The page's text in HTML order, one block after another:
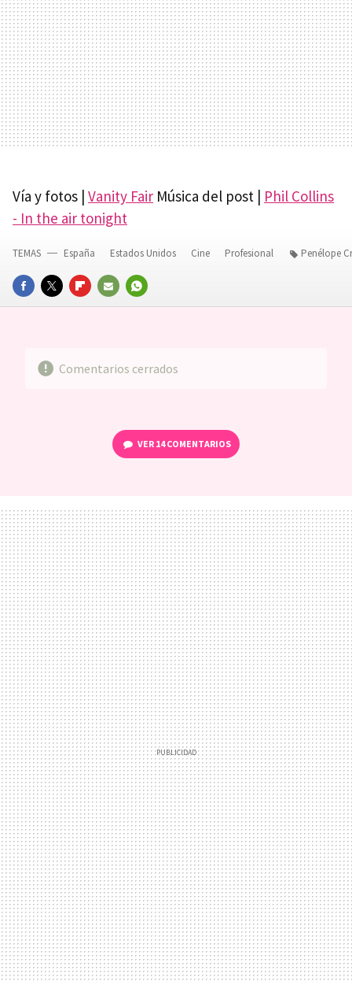
Vía y fotos | Vanity Fair Música del post | Phil Collins
- In the air tonight
FACEBOOKTWITTERFLIPBOARD
E-
WHATSAPP
TEMAS España Estados Unidos Cine Profesional Penélope
Comentarios cerrados
VER 14 COMENTARIOS